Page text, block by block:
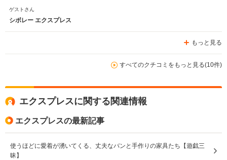
ゲストさん
シボレー エクスプレス
もっと見る
すべてのクチコミをもっと見る(10件)
エクスプレスに関する関連情報
エクスプレスの最新記事
使うほどに愛着が湧いてくる、丈夫なバンと手作りの家具たち【遊戯三
昧】